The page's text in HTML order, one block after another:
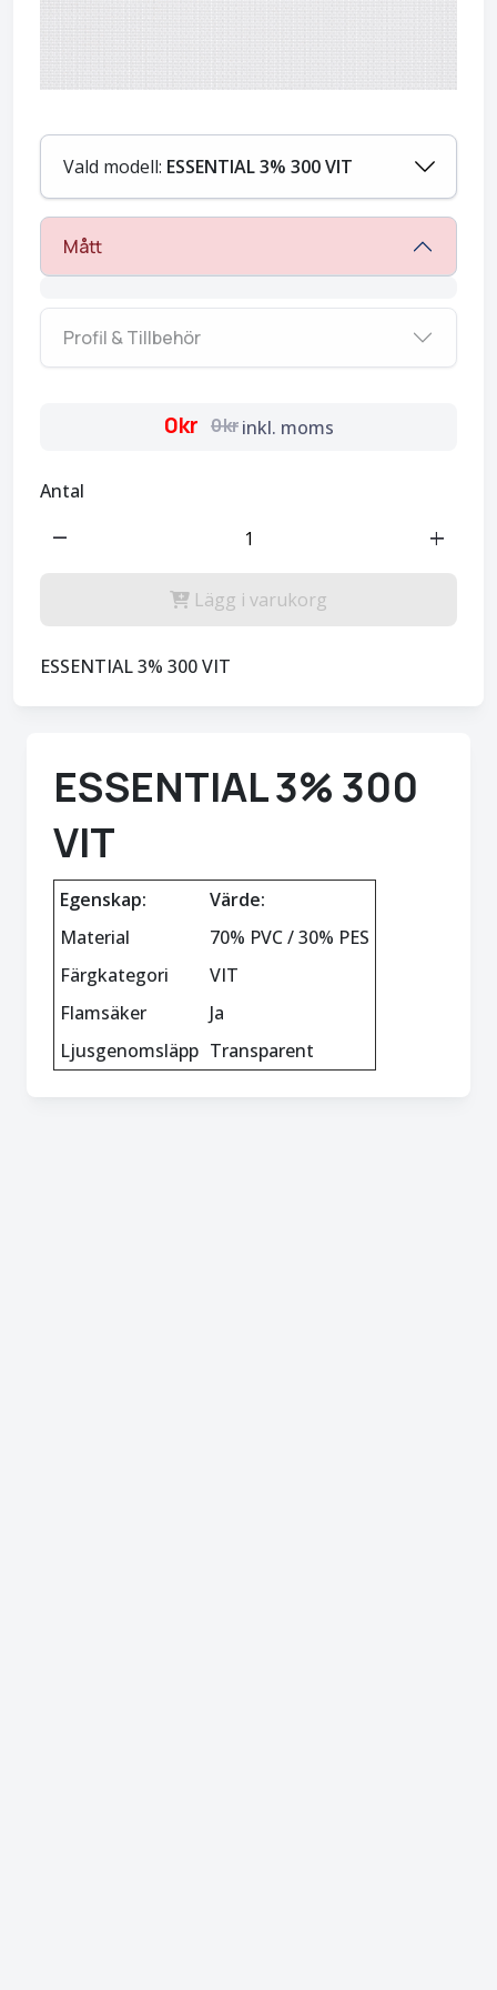
Vald modell: ESSENTIAL 3% 300 VIT
Mått
Profil & Tillbehör
0kr 0kr inkl. moms
Antal
remove add
Lägg i varukorg
ESSENTIAL 3% 300 VIT
ESSENTIAL 3% 300
VIT
Egenskap:
Värde:
Material
70% PVC / 30% PES
Färgkategori
VIT
Flamsäker
Ja
Ljusgenomsläpp Transparent